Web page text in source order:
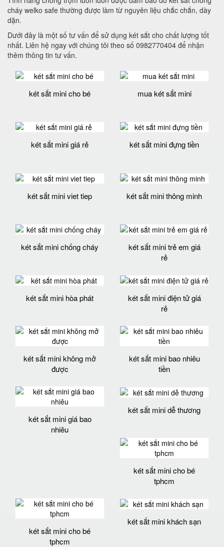
cháy welko safe thường được làm từ nguyên liệu chắc chắn, dày
dặn.
Dưới đây là một số tư vấn để sử dụng két sắt cho chất lượng tốt
nhất. Liên hệ ngay với chúng tôi theo số 0982770404 để nhận
thêm thông tin tư vấn.
két sắt mini cho bé mua két sắt mini
két sắt mini giá rẻ két sắt mini đựng tiền
két sắt mini viet tiep két sắt mini thông minh
két sắt mini chống cháy
két sắt mini trẻ em giá
rẻ
két sắt mini hòa phát
két sắt mini điện tử giá
rẻ
két sắt mini không mở
được
két sắt mini bao nhiêu
tiền
két sắt mini giá bao
nhiêu
két sắt mini dễ thương
két sắt mini cho bé
tphcm
két sắt mini cho bé
tphcm
két sắt mini khách sạn